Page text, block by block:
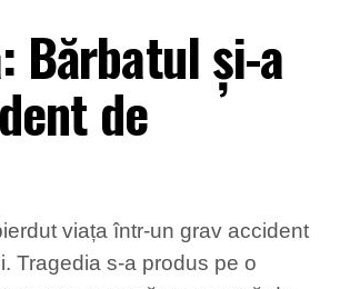
Bărbatul și-a
de
viața într-un grav accident
Tragedia s-a produs pe o